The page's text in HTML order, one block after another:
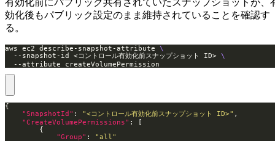
効化後もパブリック設定のまま維持されていることを確認す
る。
aws ec2 describe-snapshot-attribute
  --snapshot-id <コントロール有効化前スナップショット ID>
  --attribute createVolumePermission
"SnapshotId" : "<コントロール有効化前スナップショット ID>"
"CreateVolumePermissions"
"Group" : "all"